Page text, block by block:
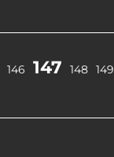
146 147 148 149